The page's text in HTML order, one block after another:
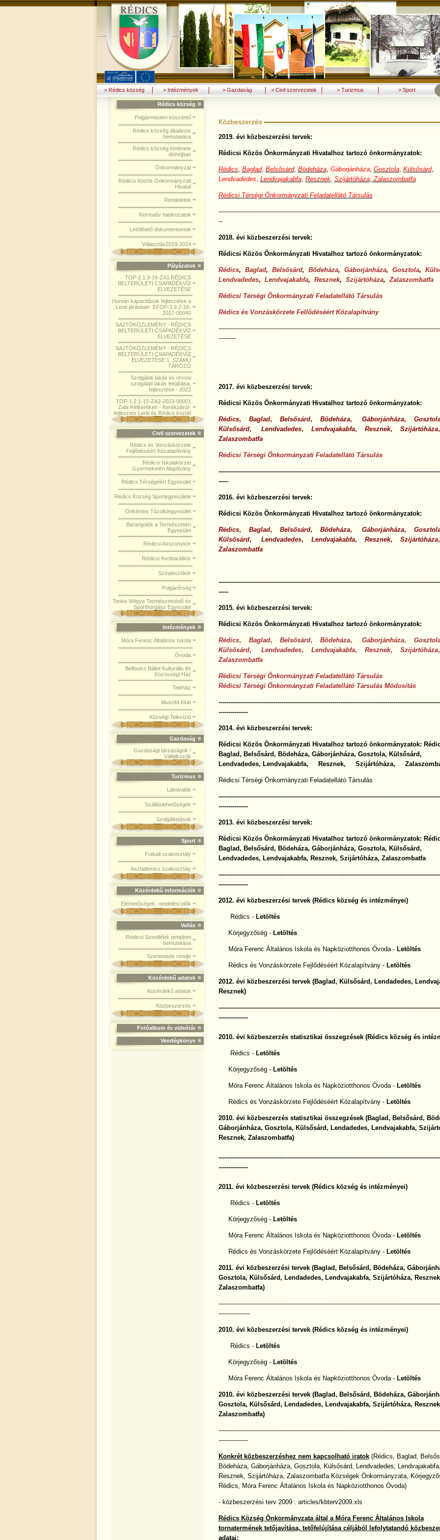
> Rédics község > Intézmények > Gazdaság > Civil szervezetek > Turizmus > Sport
Rédics község
Polgármesteri köszöntő
Rédics község általános
bemutatása
Rédics község története
dióhéjban
Önkormányzat
Rédicsi Közös Önkormányzati
Hivatal
Rendeletek
Normatív határozatok
Letölthető dokumentumok
Választás2019-2024
Pályázatok
TOP-2.1.3-16-ZA1 RÉDICS
BELTERÜLETI CSAPADÉKVÍZ
ELVEZETÉSE
Humán kapacitások fejlesztése a
Lenti járásban- EFOP-3.9.2-16-
2017-00040
SAJTÓKÖZLEMÉNY - RÉDICS
BELTERÜLETI CSAPADÉKVÍZ
ELVEZETÉSE
SAJTÓKÖZLEMÉNY - RÉDICS
BELTERÜLETI CSAPADÉKVÍZ
ELVEZETÉSE 1. SZÁMÚ
TÁROZÓ
Szolgálati lakás és orvosi
szolgálati lakás felújítása,
fejlesztése - 2022
TOP-1.2.1-15-ZA2-2019-00001
Zala Kétkeréken - Kerékpárút-
fejlesztés Lenti és Rédics között
Civil szervezetek
Rédics és Vonzáskörzete
Fejlődéséért Közalapítvány
Rédicsi Iskolakörzet
Gyermekeiért Alapítvány
Rédics Térségéért Egyesület
Rédics Község Sportegyesülete
Önkéntes Tűzoltóegyesület
Barangolók a Természetért
Egyesület
Rédicsi Asszonykör
Rédicsi Kertbarátkör
Színjátszókör
Polgárőrség
Tenke Völgye Természetvédő és
Sporthorgász Egyesület
Intézmények
Móra Ferenc Általános Iskola
Óvoda
Bellosics Bálint Kulturális és
Közösségi Ház
Teleház
Muszkli Klub
Községi Televízió
Gazdaság
Gazdasági társaságok /
Vállalkozók
Turizmus
Látnivalók
Szálláslehetőségek
Szolgáltatások
Sport
Futball szakosztály
Asztalitenisz szakosztály
Közérdekű információk
Elérhetőségek, rendelési idők
Vallás
Rédicsi Szentlélek templom
bemutatása
Szentmisék rendje
Közérdekű adatok
Közérdekű adatok
Közbeszerzés
Fotóalbum és videótár
Vendégkönyv
Közbeszerzés
2019. évi közbeszerzési tervek:
Rédicsi Közös Önkormányzati Hivatalhoz tartozó önkormányzatok:
Rédics, Baglad, Belsősárd, Bödeháza, Gáborjánháza, Gosztola, Külsősárd,
Lendvadedes, Lendvajakabfa, Resznek, Szijártóháza, Zalaszombatfa
Rédicsi Térségi Önkormányzati Feladatellátó Társulás
--
2018. évi közbeszerzési tervek:
Rédicsi Közös Önkormányzati Hivatalhoz tartozó önkormányzatok:
Rédics, Baglad, Belsősárd, Bödeháza, Gáborjánháza, Gosztola,
Lendvadedes, Lendvajakabfa, Resznek, Szijártóháza,Zalaszombatfa
Rédicsi Térségi Önkormányzati Feladatellátó Társulás
Rédics és Vonzáskörzete Fellődéséért Közalapítvány
---------
2017. évi közbeszerzési tervek:
Rédicsi Közös Önkormányzati Hivatalhoz tartozó önkormányzatok:
Rédics, Baglad, Belsősárd, Bödeháza, Gáborjánháza,
Külsősárd, Lendvadedes, Lendvajakabfa, Resznek, Szijártóháza
Zalaszombatfa
Rédicsi Térségi Önkormányzati Feladatellátó Társulás
-----
2016. évi közbeszerzési tervek:
Rédicsi Közös Önkormányzati Hivatalhoz tartozó önkormányzatok:
Rédics, Baglad, Belsősárd, Bödeháza, Gáborjánháza,
Külsősárd, Lendvadedes, Lendvajakabfa, Resznek, Szijártóháza
Zalaszombatfa
-----
2015. évi közbeszerzési tervek:
Rédicsi Közös Önkormányzati Hivatalhoz tartozó önkormányzatok:
Rédics, Baglad, Belsősárd, Bödeháza, Gáborjánháza,
Külsősárd, Lendvadedes, Lendvajakabfa, Resznek, Szijártóháza
Zalaszombatfa
Rédicsi Térségi Önkormányzati Feladatellátó Társulás
Rédicsi Térségi Önkormányzati Feladatellátó Társulás Módosítás
---------------
2014. évi közbeszerzési tervek:
Rédicsi Közös Önkormányzati Hivatalhoz tartozó önkormányzatok:
Baglad, Belsősárd, Bödeháza, Gáborjánháza, Gosztola, Külsősárd,
Lendvadedes, Lendvajakabfa, Resznek, Szijártóháza,
Rédicsi Térségi Önkormányzati Feladatellátó Társulás
---------------
2013. évi közbeszerzési tervek:
Rédicsi Közös Önkormányzati Hivatalhoz tartozó önkormányzatok:
Baglad, Belsősárd, Bödeháza, Gáborjánháza, Gosztola, Külsősárd,
Lendvadedes, Lendvajakabfa, Resznek, Szijártóháza, Zalaszombatfa
---------------
2012. évi közbeszerzési tervek (Rédics község és intézményei)
Rédics - Letöltés
Körjegyzőség - Letöltés
Móra Ferenc Általános Iskola és Napköziotthonos Óvoda - Letöltés
Rédics és Vonzáskörzete Fejlődéséért Közalapítvány - Letöltés
2012. évi közbeszerzési tervek (Baglad, Külsősárd, Lendadedes,
Resznek)
---------------
2010. évi közbeszerzés statisztikai összegzések (Rédics község és
Rédics - Letöltés
Körjegyzőség - Letöltés
Móra Ferenc Általános Iskola és Napköziotthonos Óvoda - Letöltés
Rédics és Vonzáskörzete Fejlődéséért Közalapítvány - Letöltés
2010. évi közbeszerzés statisztikai összegzések (Baglad, Belsősárd,
Gáborjánháza, Gosztola, Külsősárd, Lendadedes, Lendvajakabfa,
Resznek, Zalaszombatfa)
---------------
2011. évi közbeszerzési tervek (Rédics község és intézményei)
Rédics - Letöltés
Körjegyzőség - Letöltés
Móra Ferenc Általános Iskola és Napköziotthonos Óvoda - Letöltés
Rédics és Vonzáskörzete Fejlődéséért Közalapítvány - Letöltés
2011. évi közbeszerzési tervek (Baglad, Belsősárd, Bödeháza,
Gosztola, Külsősárd, Lendadedes, Lendvajakabfa, Szijártóháza,
Zalaszombatfa)
----------------
2010. évi közbeszerzési tervek (Rédics község és intézményei)
Rédics - Letöltés
Körjegyzőség - Letöltés
Móra Ferenc Általános Iskola és Napköziotthonos Óvoda - Letöltés
2010. évi közbeszerzési tervek (Baglad, Belsősárd, Bödeháza,
Gosztola, Külsősárd, Lendadedes, Lendvajakabfa, Szijártóháza,
Zalaszombatfa)
---------------
Konkrét közbeszerzéshez nem kapcsolható iratok(Rédics, Baglad,
Bödeháza, Gáborjánháza, Gosztola, Külsősárd, Lendvadedes, Lendvajakabfa,
Resznek, Szijártóháza, Zalaszombatfa Községek Önkormányzata,
Rédics, Móra Ferenc Általános Iskola és Napköziotthonos Óvoda)
- közbeszerzési terv 2009 : articles/kbterv2009.xls
Rédics Község Önkormányzata által a Móra Ferenc Általános Iskola
tornatermének tetőjavítása, tetőfelújítása céljából lefolytatandó
adatai: